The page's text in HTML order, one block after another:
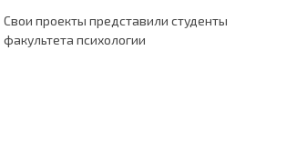
Свои проекты представили студенты
факультета психологии